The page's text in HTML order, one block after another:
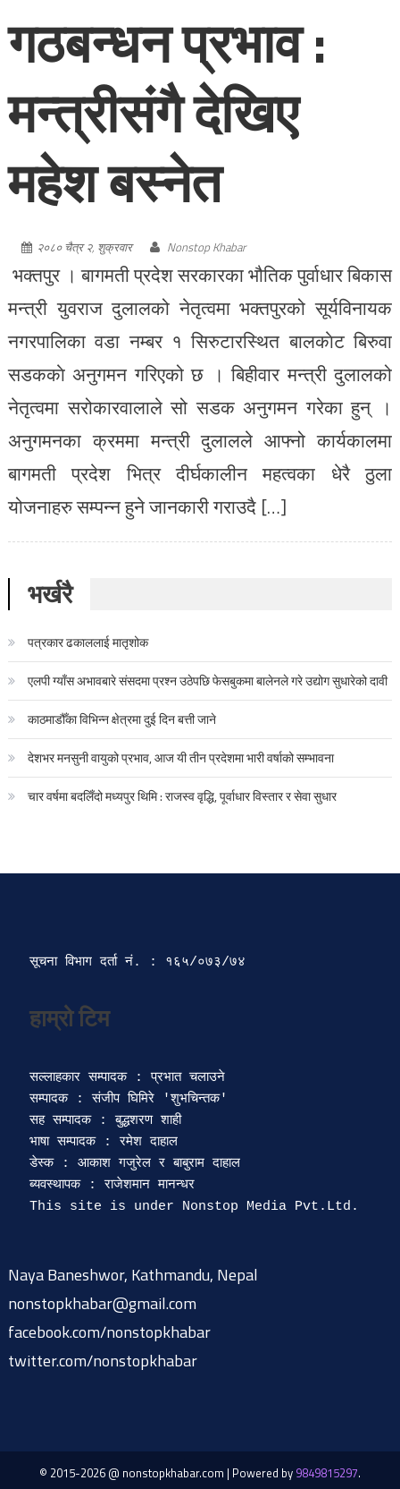
गठबन्धन प्रभाव :
मन्त्रीसंगै देखिए
महेश बस्नेत
२०८० चैत्र २, शुक्रवार Nonstop Khabar
भक्तपुर । बागमती प्रदेश सरकारका भौतिक पुर्वाधार बिकास
मन्त्री युवराज दुलालको नेतृत्वमा भक्तपुरको सूर्यविनायक
नगरपालिका वडा नम्बर १ सिरुटारस्थित बालकाेट बिरुवा
सडककाे अनुगमन गरिएको छ । बिहीवार मन्त्री दुलालको
नेतृत्वमा सरोकारवालाले सो सडक अनुगमन गरेका हुन् ।
अनुगमनका क्रममा मन्त्री दुलालले आफ्नो कार्यकालमा
बागमती प्रदेश भित्र दीर्घकालीन महत्वका धेरै ठुला
योजनाहरु सम्पन्न हुने जानकारी गराउदै […]
भर्खरै
पत्रकार ढकाललाई मातृशोक
एलपी ग्याँस अभावबारे संसदमा प्रश्न उठेपछि फेसबुकमा बालेनले गरे उद्योग सुधारेको दावी
काठमाडौँका विभिन्न क्षेत्रमा दुई दिन बत्ती जाने
देशभर मनसुनी वायुको प्रभाव, आज यी तीन प्रदेशमा भारी वर्षाको सम्भावना
चार वर्षमा बदलिँदो मध्यपुर थिमि : राजस्व वृद्धि, पूर्वाधार विस्तार र सेवा सुधार
सूचना विभाग दर्ता‍ नं. : १६५/०७३/७४
हाम्रो टिम
सल्लाहकार सम्पादक : प्रभात चलाउने
सम्पादक : संजीप घिमिरे 'शुभचिन्तक'
सह सम्पादक : बुद्धशरण शाही
भाषा सम्पादक : रमेश दाहाल
डेस्क : आकाश गजुरेल र बाबुराम दाहाल
ब्यवस्थापक : राजेशमान मानन्धर
Naya Baneshwor, Kathmandu, Nepal
nonstopkhabar@gmail.com
facebook.com/nonstopkhabar
twitter.com/nonstopkhabar
© 2015-2026 @ nonstopkhabar.com | Powered by 9849815297.